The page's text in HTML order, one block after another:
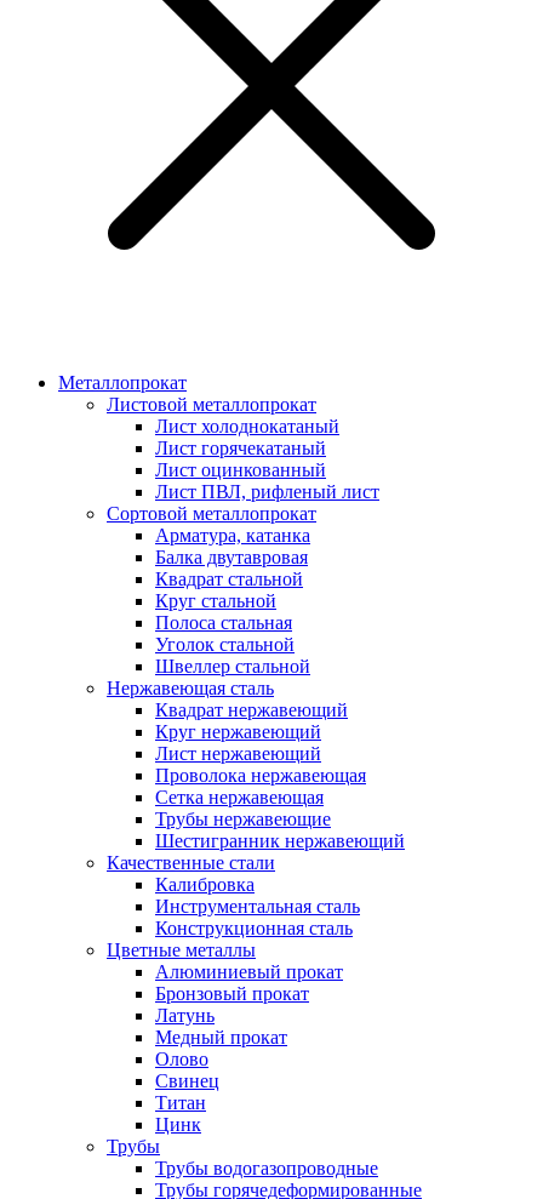
Металлопрокат
Листовой металлопрокат
Лист холоднокатаный
Лист горячекатаный
Лист оцинкованный
Лист ПВЛ, рифленый лист
Сортовой металлопрокат
Арматура, катанка
Балка двутавровая
Квадрат стальной
Круг стальной
Полоса стальная
Уголок стальной
Швеллер стальной
Нержавеющая сталь
Квадрат нержавеющий
Круг нержавеющий
Лист нержавеющий
Проволока нержавеющая
Сетка нержавеющая
Трубы нержавеющие
Шестигранник нержавеющий
Качественные стали
Калибровка
Инструментальная сталь
Конструкционная сталь
Цветные металлы
Алюминиевый прокат
Бронзовый прокат
Латунь
Медный прокат
Олово
Свинец
Титан
Цинк
Трубы
Трубы водогазопроводные
Трубы горячедеформированные